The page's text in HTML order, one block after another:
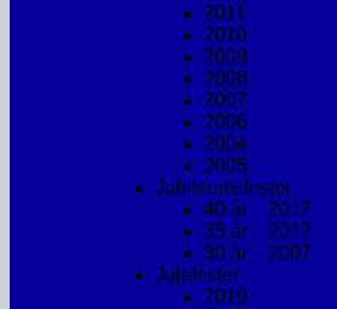
2011
2010
2009
2008
2007
2006
2004
2005
Jubileumsfester
40 år – 2017
35 år – 2012
30 år – 2007
Julefester
2019